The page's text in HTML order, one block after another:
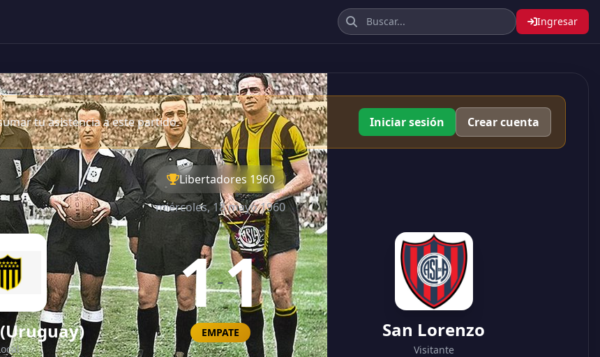
Ingresar
tu asistencia a este partido. Iniciar sesión Crear cuenta
Libertadores 1960
miércoles, 18 mayo 1960
1-1
EMPATE San Lorenzo
Visitante